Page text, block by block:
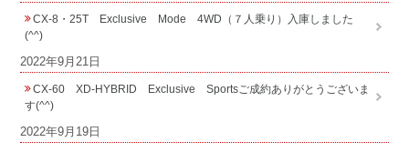
CX-8・25T Exclusive Mode 4WD（７人乗り）入庫しました
(^^)
2022年9月21日
CX-60 XD-HYBRID Exclusive Sportsご成約ありがとうございま
す(^^)
2022年9月19日